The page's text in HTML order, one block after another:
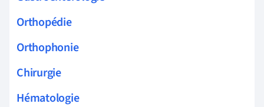
Orthopédie
Orthophonie
Chirurgie
Hématologie